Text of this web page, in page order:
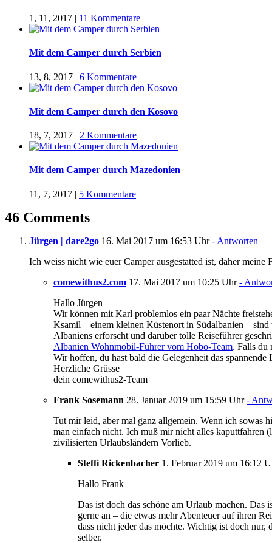
1, 11, 2017 | 11 Kommentare
Mit dem Camper durch Serbien
13, 8, 2017 | 6 Kommentare
Mit dem Camper durch den Kosovo
18, 7, 2017 | 2 Kommentare
Mit dem Camper durch Mazedonien
11, 7, 2017 | 5 Kommentare
46 Comments
Jürgen | dare2go 16. Mai 2017 um 16:53 Uhr- Antworten
Ich weiss nicht wie euer Camper ausgestatted ist, daher
comewithus2.com 17. Mai 2017 um 10:25 Uhr-
Hallo Jürgen
Wir können mit Karl problemlos ein paar Nächte
Ksamil – einem kleinen Küstenort in Südalbanien –
Albaniens erforscht und darüber tolle Reiseführer
Albanien Wohnmobil-Führer vom Hobo-Team. Falls du
Wir hoffen, du hast bald die Gelegenheit das
Herzliche Grüsse
dein comewithus2-Team
Frank Sosemann 28. Januar 2019 um 15:59 Uhr-
Tut mir leid, aber mal ganz allgemein. Wenn ich sowas
man einfach nicht. Ich muß mir nicht alles kaputtfahren
zivilisierten Urlaubsländern Vorlieb.
Steffi Rickenbacher 1. Februar 2019 um 16:12
Hallo Frank
Das ist doch das schöne am Urlaub machen.
gerne an – die etwas mehr Abenteuer auf ihren
dass nicht jeder das möchte. Wichtig ist doch nur,
selber.